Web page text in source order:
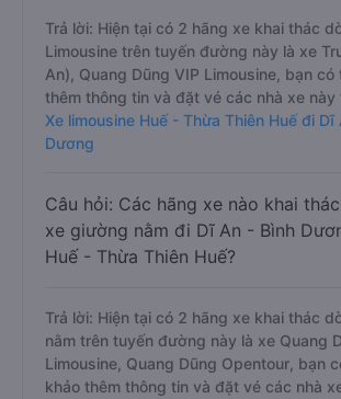
Trả lời: Hiện tại có 2 hãng xe khai thác
Limousine trên tuyến đường này là xe
An), Quang Dũng VIP Limousine, bạn
thêm thông tin và đặt vé các nhà xe này
Xe limousine Huế - Thừa Thiên Huế đi Dĩ
Dương
Câu hỏi: Các hãng xe nào khai
xe giường nằm đi Dĩ An - Bình
Huế - Thừa Thiên Huế?
Trả lời: Hiện tại có 2 hãng xe khai thác
nằm trên tuyến đường này là xe Quang
Limousine, Quang Dũng Opentour, bạn
khảo thêm thông tin và đặt vé các nhà